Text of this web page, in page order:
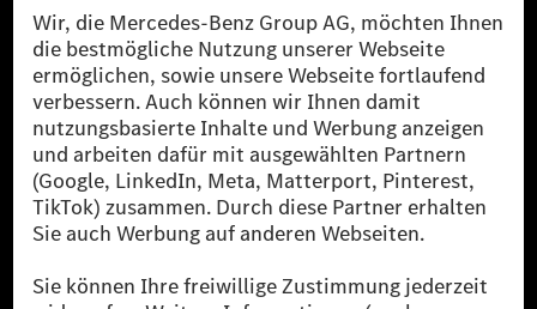
reduzierte CO₂-Emissionen bei der Mercedes-Benz Group durch
zertifizierte Ausgleichsprojekte kompensiert werden.
[2] Renewable Charging ist ein integraler Bestandteil von MB.CHARGE
Public in Europa, den USA, Kanada und China. Sofern an der jeweiligen
Ladestation noch kein Strom aus erneuerbaren Energien vorliegt,
verwendet Renewable Charging Grünstromzertifikate*. Diese stellen
sicher, dass für Ladevorgänge über MB.CHARGE Public eine äquivalente
Strommenge aus erneuerbaren Energien ins Stromnetz eingespeist wird.
Sie stammen ausschließlich aus Wind- und Solarkraftanlagen, die jünger
als sechs Jahre sind.
* Inkl. EKOenergy Ökolabel
* Die angegebenen Werte wurden nach dem vorgeschriebenen
Messverfahren WLTP (Worldwide harmonised Light vehicles Test